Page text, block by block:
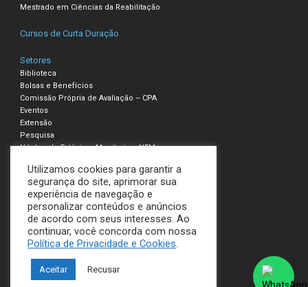
Mestrado em Ciências da Reabilitação
Cursos de Curta Duração
Setores
Biblioteca
Bolsas e Benefícios
Comissão Própria de Avaliação – CPA
Eventos
Extensão
Pesquisa
Núcleo de Estágio e Monitoria – NEM
Compliance – Ouvidoria
Política de Privacidade e Cookies
Termos de Uso
UNILAVRAS
Utilizamos cookies para garantir a
segurança do site, aprimorar sua
experiência de navegação e
personalizar conteúdos e anúncios
de acordo com seus interesses. Ao
continuar, você concorda com nossa
Política de Privacidade e Cookies.
Aceitar Recusar